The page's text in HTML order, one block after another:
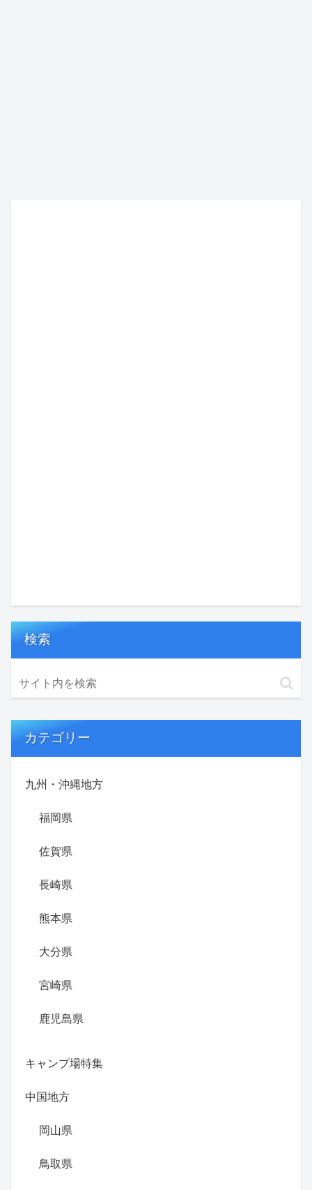
検索
カテゴリー
九州・沖縄地方
福岡県
佐賀県
長崎県
熊本県
大分県
宮崎県
鹿児島県
キャンプ場特集
中国地方
岡山県
鳥取県